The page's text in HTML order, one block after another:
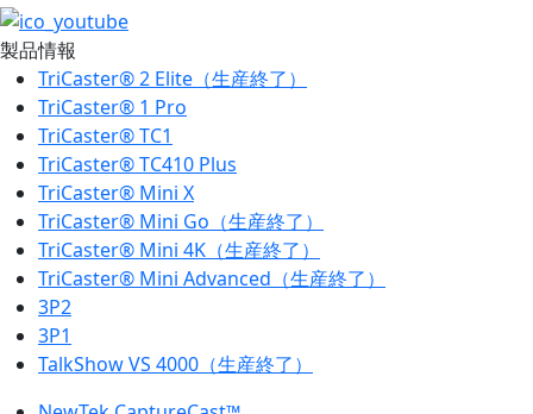
製品情報
TriCaster® 2 Elite（生産終了）
TriCaster® 1 Pro
TriCaster® TC1
TriCaster® TC410 Plus
TriCaster® Mini X
TriCaster® Mini Go（生産終了）
TriCaster® Mini 4K（生産終了）
TriCaster® Mini Advanced（生産終了）
3P2
3P1
TalkShow VS 4000（生産終了）